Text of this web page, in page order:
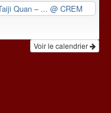
Quan – ... @ CREM
Voir le calendrier